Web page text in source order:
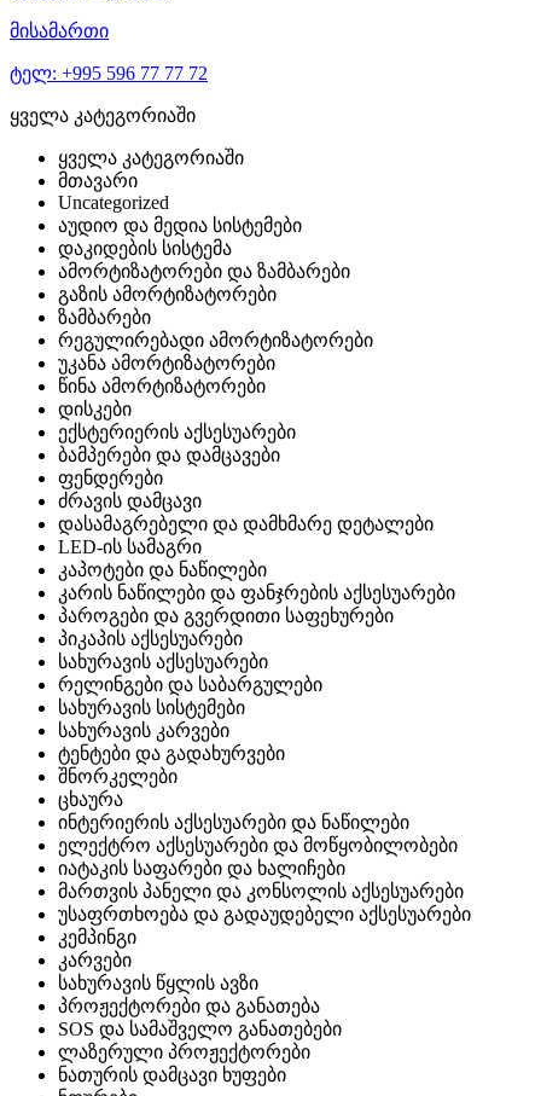
მისამართი
ტელ: +995 596 77 77 72
ყველა კატეგორიაში
ყველა კატეგორიაში
მთავარი
Uncategorized
აუდიო და მედია სისტემები
დაკიდების სისტემა
ამორტიზატორები და ზამბარები
გაზის ამორტიზატორები
ზამბარები
რეგულირებადი ამორტიზატორები
უკანა ამორტიზატორები
წინა ამორტიზატორები
დისკები
ექსტერიერის აქსესუარები
ბამპერები და დამცავები
ფენდერები
ძრავის დამცავი
დასამაგრებელი და დამხმარე დეტალები
LED-ის სამაგრი
კაპოტები და ნაწილები
კარის ნაწილები და ფანჯრების აქსესუარები
პაროგები და გვერდითი საფეხურები
პიკაპის აქსესუარები
სახურავის აქსესუარები
რელინგები და საბარგულები
სახურავის სისტემები
სახურავის კარვები
ტენტები და გადახურვები
შნორკელები
ცხაურა
ინტერიერის აქსესუარები და ნაწილები
ელექტრო აქსესუარები და მოწყობილობები
იატაკის საფარები და ხალიჩები
მართვის პანელი და კონსოლის აქსესუარები
უსაფრთხოება და გადაუდებელი აქსესუარები
კემპინგი
კარვები
სახურავის წყლის ავზი
პროჟექტორები და განათება
SOS და სამაშველო განათებები
ლაზერული პროჟექტორები
ნათურის დამცავი ხუფები